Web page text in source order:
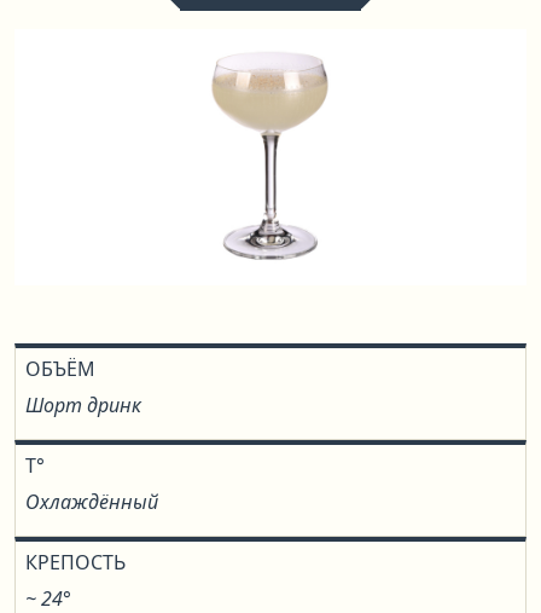
ОБЪЁМ
Шорт дринк
T°
Охлаждённый
КРЕПОСТЬ
~ 24°